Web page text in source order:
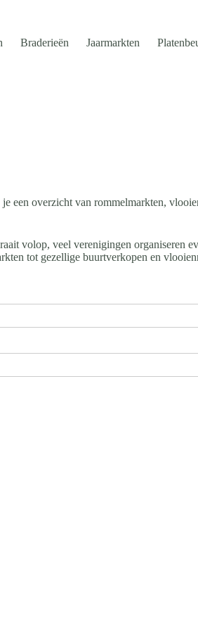
Braderieën Jaarmarkten
een overzicht van rommelmarkten,
volop, veel verenigingen organiseren
tot gezellige buurtverkopen en